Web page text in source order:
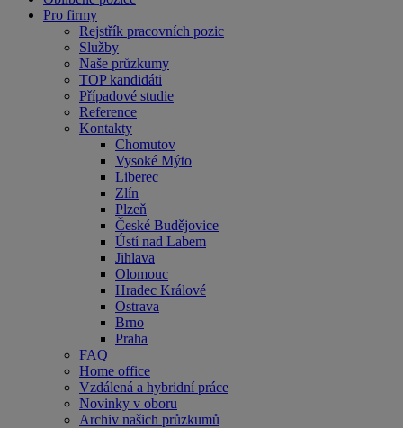
Pro firmy
Rejstřík pracovních pozic
Služby
Naše průzkumy
TOP kandidáti
Případové studie
Reference
Kontakty
Chomutov
Vysoké Mýto
Liberec
Zlín
Plzeň
České Budějovice
Ústí nad Labem
Jihlava
Olomouc
Hradec Králové
Ostrava
Brno
Praha
FAQ
Home office
Vzdálená a hybridní práce
Novinky v oboru
Archiv našich průzkumů